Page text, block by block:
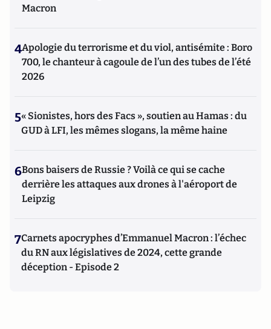
Macron
4Apologie du terrorisme et du viol, antisémite : Boro
700, le chanteur à cagoule de l’un des tubes de l’été
2026
5« Sionistes, hors des Facs », soutien au Hamas : du
GUD à LFI, les mêmes slogans, la même haine
6Bons baisers de Russie ? Voilà ce qui se cache
derrière les attaques aux drones à l'aéroport de
Leipzig
7Carnets apocryphes d’Emmanuel Macron : l’échec
du RN aux législatives de 2024, cette grande
déception - Episode 2